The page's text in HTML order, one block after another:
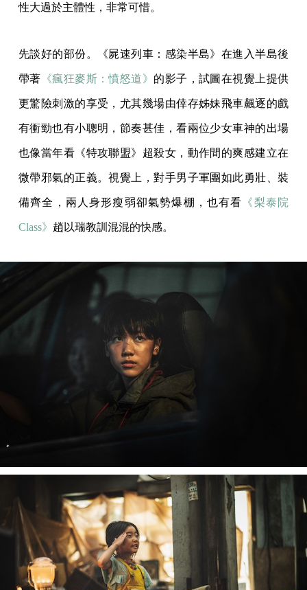
性大過於主體性，非常可惜。
先談好的部份。《屍速列車：感染半島》在進入半島後
帶著 《瘋狂麥斯：憤怒道》 的影子，試圖在視覺上提供
更驚險刺激的享受，尤其幾場由倖存姊妹飛車飆逐的戲
有衝勁也有小聰明，節奏甚佳，看兩位少女車神的出場
也像當年看《特攻聯盟》超殺女，動作間的爽感建立在
微帶邪氣的正義。視覺上，對手男子軍團如此勇壯、裝
備齊全，兩人身形瘦弱卻氣勢爆棚，也有看 《梨泰院
Class》 趙以瑞教訓混混的快感。